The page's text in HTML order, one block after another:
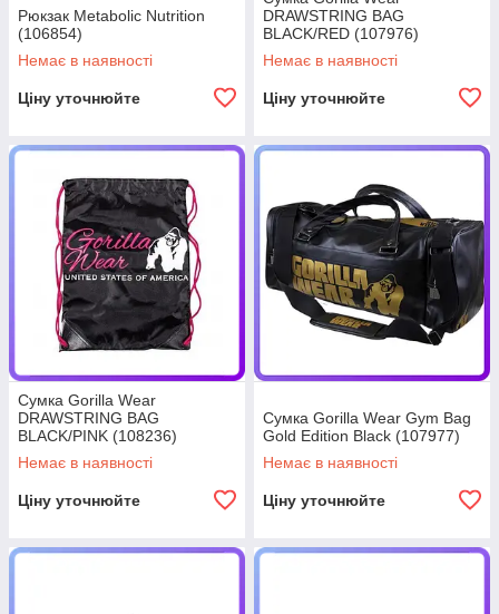
Рюкзак Metabolic Nutrition
(106854)
Немає в наявності
Ціну уточнюйте
DRAWSTRING BAG
BLACK/RED (107976)
Немає в наявності
Ціну уточнюйте
Сумка Gorilla Wear
DRAWSTRING BAG
BLACK/PINK (108236)
Немає в наявності
Ціну уточнюйте
Сумка Gorilla Wear Gym Bag
Gold Edition Black (107977)
Немає в наявності
Ціну уточнюйте